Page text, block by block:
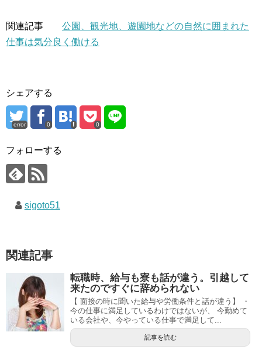
関連記事 公園、観光地、遊園地などの自然に囲まれた
仕事は気分良く働ける
シェアする
error 0 0
フォローする
sigoto51
関連記事
転職時、給与も寮も話が違う。引越して
来たのですぐに辞められない
【 面接の時に聞いた給与や労働条件と話が違う】 ・
今の仕事に満足しているわけではないが、 今勤めて
いる会社や、今やっている仕事で満足して...
記事を読む